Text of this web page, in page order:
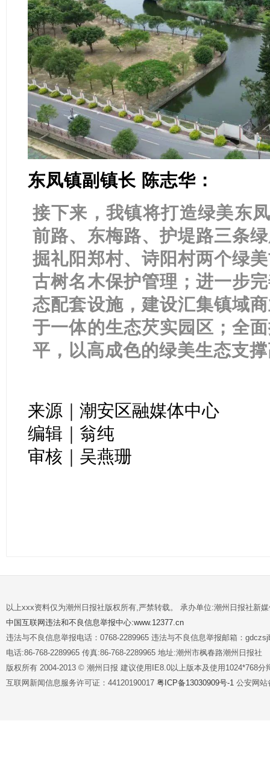
东凤镇副镇长 陈志华：
接下来，我镇将打造绿美东
前路、东梅路、护堤路三条
掘礼阳郑村、诗阳村两个绿
古树名木保护管理；进一步
态配套设施，建设汇集镇域
于一体的生态芡实园区；全
平，以高成色的绿美生态支
来源｜潮安区融媒体中心
编辑｜翁纯
审核｜吴燕珊
以上xxx资料仅为潮州日报社版权所有,严禁转载。 承办单位:潮州日报社新
中国互联网违法和不良信息举报中心:www.12377.cn
违法与不良信息举报电话：0768-2289965 违法与不良信息举报邮箱：
电话:86-768-2289965 传真:86-768-2289965 地址:潮州市枫春路潮州日报社
版权所有 2004-2013 © 潮州日报 建议使用IE8.0以上版本及使用1024*768分
互联网新闻信息服务许可证：44120190017 粤ICP备13030909号-1 公安网站